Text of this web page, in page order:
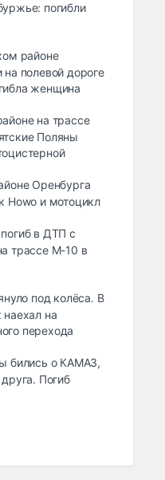
погибли
районе
на полевой дороге
женщина
на трассе
Поляны
Оренбурга
Howo и мотоцикл
в ДТП с
трассе М-10 в
под колёса. В
наехал на
перехода
бились о КАМАЗ,
Погиб